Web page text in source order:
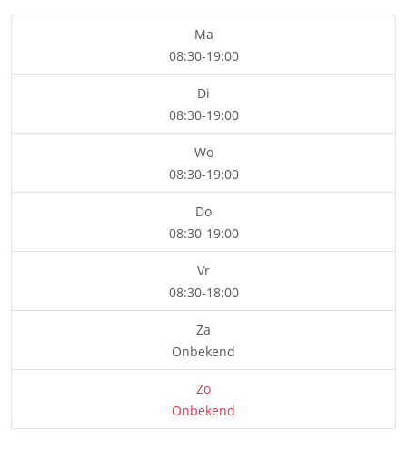
Ma
08:30-19:00
Di
08:30-19:00
Wo
08:30-19:00
Do
08:30-19:00
Vr
08:30-18:00
Za
Onbekend
Zo
Onbekend